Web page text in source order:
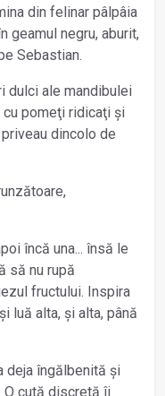
din felinar pâlpâia
geamul negru, aburit,
Sebastian.
dulci ale mandibulei
cu pomeţi ridicaţi și
dincolo de
încă una... însă le
să nu rupă
fructului. Inspira
luă alta, și alta, până
deja îngălbenită și
O cută discretă îi